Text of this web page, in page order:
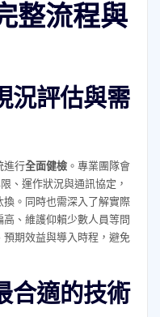
整流程與
況評估與需
進行全面健檢。專業團隊會
、運作狀況與通訊協定，
。同時也需深入了解實際
、維護仰賴少數人員等問
期效益與導入時程，避免
合適的技術